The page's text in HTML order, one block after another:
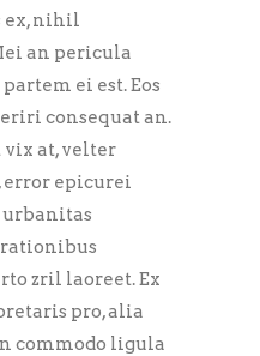
ex, nihil
an pericula
ei est. Eos
consequat an.
at, velter
error epicurei
urbanitas
rationibus
zril laoreet. Ex
pro, alia
commodo ligula